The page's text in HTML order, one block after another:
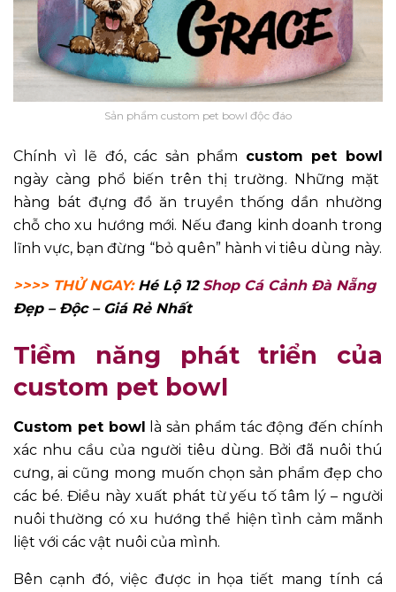
Sản phẩm custom pet bowl độc đáo
Chính vì lẽ đó, các sản phẩm custom pet bowl
ngày càng phổ biến trên thị trường. Những mặt
hàng bát đựng đồ ăn truyền thống dần nhường
chỗ cho xu hướng mới. Nếu đang kinh doanh trong
lĩnh vực, bạn đừng “bỏ quên” hành vi tiêu dùng này.
>>>> THỬ NGAY: Hé Lộ 12 Shop Cá Cảnh Đà Nẵng
Đẹp – Độc – Giá Rẻ Nhất
Tiềm năng phát triển của
custom pet bowl
Custom pet bowl là sản phẩm tác động đến chính
xác nhu cầu của người tiêu dùng. Bởi đã nuôi thú
cưng, ai cũng mong muốn chọn sản phẩm đẹp cho
các bé. Điều này xuất phát từ yếu tố tâm lý – người
nuôi thường có xu hướng thể hiện tình cảm mãnh
liệt với các vật nuôi của mình.
Bên cạnh đó, việc được in họa tiết mang tính cá